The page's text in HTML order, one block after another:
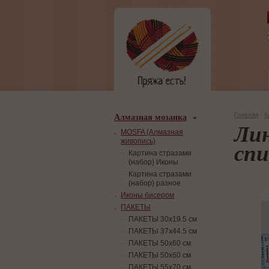
Главная
Алмазная мозаика
MOSFA (Алмазная
живопись)
Картина стразами
(набор) Иконы
Картина стразами
(набор) разное
Иконы бисером
ПАКЕТЫ
ПАКЕТЫ 30х19.5 см
ПАКЕТЫ 37х44.5 см
ПАКЕТЫ 50х60 см
ПАКЕТЫ 50х60 см
ПАКЕТЫ 55х70 см